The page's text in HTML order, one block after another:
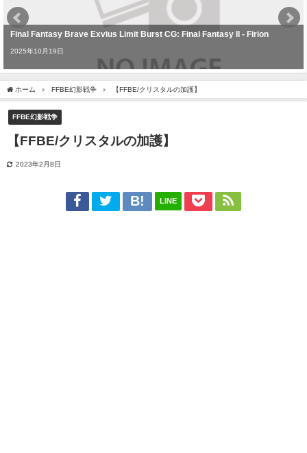
Final Fantasy Brave Exvius Limit Burst CG: Final Fantasy II - Firion
2025年10月19日
ホーム FFBE幻影戦争 【FFBE/クリスタルの加護】
FFBE幻影戦争
【FFBE/クリスタルの加護】
2023年2月8日
LINE